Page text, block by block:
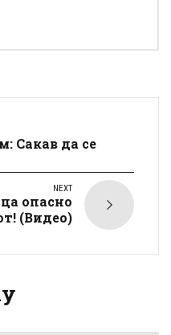
Сакав да се
NEXT
опасно
(Видео)